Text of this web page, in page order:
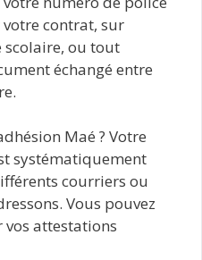
votre contrat, sur
scolaire, ou tout
échangé entre
Maé ? Votre
systématiquement
courriers ou
Vous pouvez
attestations